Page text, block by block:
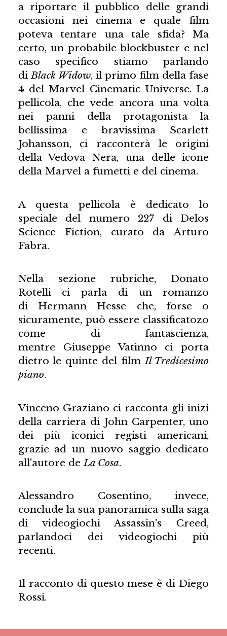
a riportare il pubblico delle grandi
occasioni nei cinema e quale film
poteva tentare una tale sfida? Ma
certo, un probabile blockbuster e nel
caso specifico stiamo parlando
diBlack Widow, il primo film della fase
4 del Marvel Cinematic Universe. La
pellicola, che vede ancora una volta
nei panni della protagonista la
bellissima e bravissima Scarlett
Johansson, ci racconterà le origini
della Vedova Nera, una delle icone
della Marvel a fumetti e del cinema.
A questa pellicola è dedicato lo
speciale del numero 227 di Delos
Science Fiction, curato da Arturo
Fabra.
Nella sezione rubriche, Donato
Rotelli ci parla di un romanzo
di Hermann Hesse che, forse o
sicuramente, può essere classificatozo
come di fantascienza,
mentre Giuseppe Vatinno ci porta
dietro le quinte del filmIl Tredicesimo
piano.
Vinceno Graziano ci racconta gli inizi
della carriera di John Carpenter, uno
dei più iconici registi americani,
grazie ad un nuovo saggio dedicato
all'autore de La Cosa.
Alessandro Cosentino, invece,
conclude la sua panoramica sulla saga
di videogiochi Assassin's Creed,
parlandoci dei videogiochi più
recenti.
Il racconto di questo mese è di Diego
Rossi.